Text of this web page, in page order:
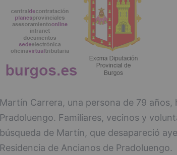
Martín Carrera, una persona de 79 años,
Pradoluengo. Familiares, vecinos y
búsqueda de Martín, que desapareció
Residencia de Ancianos de Pradoluengo.